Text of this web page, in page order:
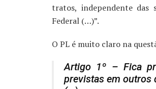
tratos, independente das
Federal (…)”.
O PL é muito claro na
Artigo 1º – Fica
previstas em outros